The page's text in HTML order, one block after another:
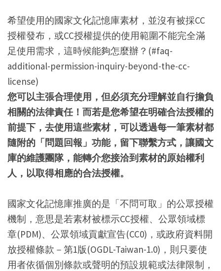
希望使用的國家文化記憶庫素材，並沒有被採CC
授權發布，或CC授權提供的使用範圍不能完全滿
足使用需求，這時候能夠怎麼辦？(#faq-
additional-permission-inquiry-beyond-the-cc-
license)
您可以主張合理使用，但必須充分理解並自行擔負
相關的法律責任！而若是您希望在明確合法授權的
前提下，去使用這些素材，可以透過每一筆素材都
隨附的「問題回報」功能，留下聯繫方式，讓國文
庫的維護團隊，能轉介您接洽到素材的原始權利
人，以取得相應的合法授權。
國家文化記憶庫推廣的是「不問可取」的公眾授權
機制，意思是若素材被標示CC授權、公眾領域標
章(PDM)、公眾領域貢獻宣告(CC0)，或政府資料開
放授權條款－第1版(OGDL-Taiwan-1.0)，則只要使
用者依循個別條款或聲明的預設規範或法律限制，